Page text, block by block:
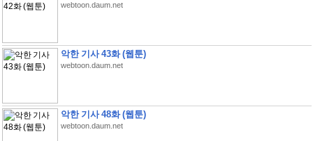
webtoon.daum.net
악한 기사 43화 (웹툰)
webtoon.daum.net
악한 기사 48화 (웹툰)
webtoon.daum.net